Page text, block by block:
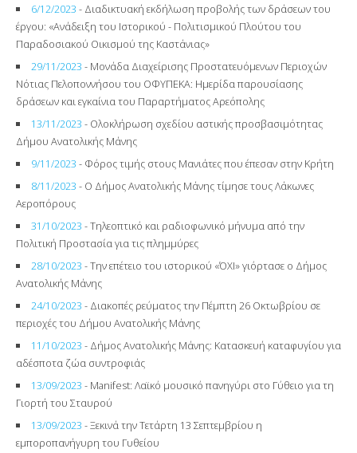
6/12/2023 - Διαδικτυακή εκδήλωση προβολής των δράσεων του
έργου: «Ανάδειξη του Ιστορικού - Πολιτισμικού Πλούτου του
Παραδοσιακού Οικισμού της Καστάνιας»
29/11/2023 - Μονάδα Διαχείρισης Προστατευόμενων Περιοχών
Νότιας Πελοποννήσου του ΟΦΥΠΕΚΑ: Ημερίδα παρουσίασης
δράσεων και εγκαίνια του Παραρτήματος Αρεόπολης
13/11/2023 - Ολοκλήρωση σχεδίου αστικής προσβασιμότητας
Δήμου Ανατολικής Μάνης
9/11/2023 - Φόρος τιμής στους Μανιάτες που έπεσαν στην Κρήτη
8/11/2023 - Ο Δήμος Ανατολικής Μάνης τίμησε τους Λάκωνες
Αεροπόρους
31/10/2023 - Τηλεοπτικό και ραδιοφωνικό μήνυμα από την
Πολιτική Προστασία για τις πλημμύρες
28/10/2023 - Την επέτειο του ιστορικού «ΌΧΙ» γιόρτασε ο Δήμος
Ανατολικής Μάνης
24/10/2023 - Διακοπές ρεύματος την Πέμπτη 26 Οκτωβρίου σε
περιοχές του Δήμου Ανατολικής Μάνης
11/10/2023 - Δήμος Ανατολικής Μάνης: Κατασκευή καταφυγίου για
αδέσποτα ζώα συντροφιάς
13/09/2023 - Manifest: Λαϊκό μουσικό πανηγύρι στο Γύθειο για τη
Γιορτή του Σταυρού
13/09/2023 - Ξεκινά την Τετάρτη 13 Σεπτεμβρίου η
εμποροπανήγυρη του Γυθείου